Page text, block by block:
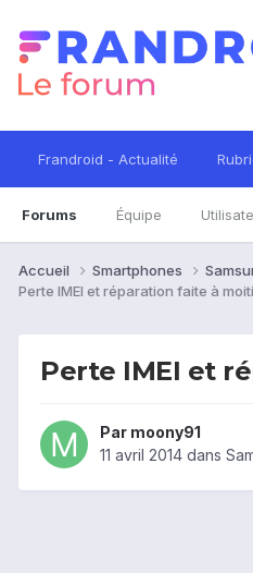
Frandroid - Actualité
Forums Équipe
Accueil Smartphones
Perte IMEI et réparation faite à
Perte IMEI et
Par moony91
11 avril 2014 dans